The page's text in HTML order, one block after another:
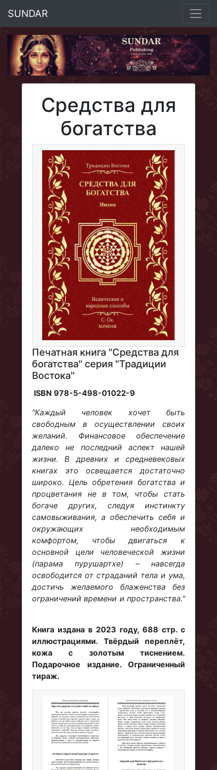
SUNDAR
Средства для
богатства
Печатная книга "Средства для
богатства" серия "Традиции
Востока"
ISBN 978-5-498-01022-9
"Каждый человек хочет быть
свободным в осуществлении своих
желаний. Финансовое обеспечение
далеко не последний аспект нашей
жизни. В древних и средневековых
книгах это освещается достаточно
широко. Цель обретения богатства и
процветания не в том, чтобы стать
богаче других, следуя инстинкту
самовыживания, а обеспечить себя и
окружающих необходимым
комфортом, чтобы двигаться к
основной цели человеческой жизни
(парама пурушартхе) – навсегда
освободится от страданий тела и ума,
достичь желаемого блаженства без
ограничений времени и пространства."
Книга издана в 2023 году, 688 стр. с
иллюстрациями. Твёрдый переплёт,
кожа с золотым тиснением.
Подарочное издание. Ограниченный
тираж.